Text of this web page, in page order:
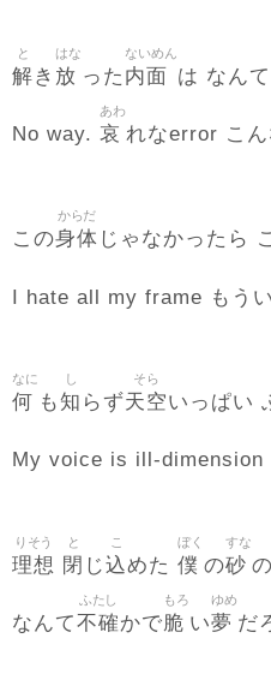
解
と
き 放
はな
った 内面
ないめん
は なん
No way. 哀
あわ
れなerror こ
この身体
からだ
じゃなかったら
I hate all my frame もう
何
なに
も知
し
らず天空
そら
いっぱい
My voice is ill-dimension
理想
りそう
閉
と
じ込
こ
めた 僕
ぼく
の砂
すな
の
なんて不確
ふたし
かで脆
もろ
い夢
ゆめ
だ